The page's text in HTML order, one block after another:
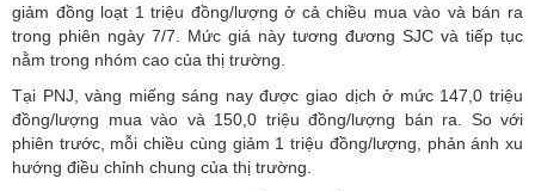
giảm đồng loạt 1 triệu đồng/lượng ở cả chiều mua vào và bán ra
trong phiên ngày 7/7. Mức giá này tương đương SJC và tiếp tục
nằm trong nhóm cao của thị trường.
Tại PNJ, vàng miếng sáng nay được giao dịch ở mức 147,0 triệu
đồng/lượng mua vào và 150,0 triệu đồng/lượng bán ra. So với
phiên trước, mỗi chiều cùng giảm 1 triệu đồng/lượng, phản ánh xu
hướng điều chỉnh chung của thị trường.